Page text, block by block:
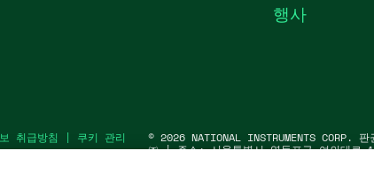
행사
취급방침 | 쿠키 관리 © 2026 NATIONAL INSTRUMENTS CORP.
㈜ | 주소: 서울특별시 영등포구 여의대로